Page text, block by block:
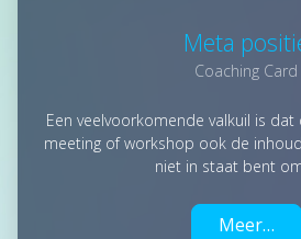
Meta
Coaching Card
Een veelvoorkomende valkuil is
meeting of workshop ook de
niet in staat bent
Meer…